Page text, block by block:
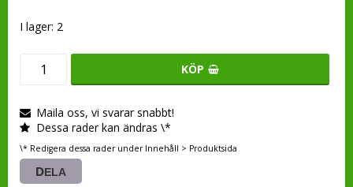
I lager: 2
KÖP
Maila oss, vi svarar snabbt!
Dessa rader kan ändras \*
\* Redigera dessa rader under Innehåll > Produktsida
DELA